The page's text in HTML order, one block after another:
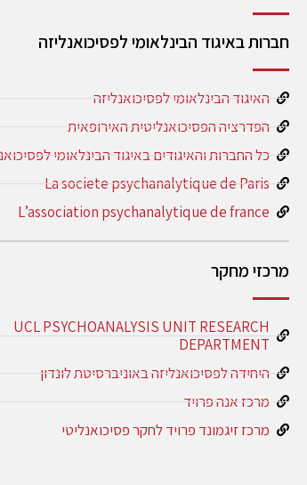
חברות באיגוד הבינלאומי לפסיכואנליזה
האיגוד הבינלאומי לפסיכואנליזה
הפדרציה הפסיכואנליטית האירופאית
כל החברות והאיגודים באיגוד הבינלאומי
La societe psychanalytique de Paris
L’association psychanalytique de france
מרכזי מחקר
UCL PSYCHOANALYSIS UNIT RESEARCH
DEPARTMENT
היחידה לפסיכואנליזה באוניברסיטת לונדון
מרכז אנה פרויד
מרכז זיגמונד פרויד לחקר פסיכואנליטי